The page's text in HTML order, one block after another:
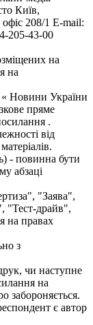
Київ,
208/1 E-mail:
205-43-00
на
на
« Новини України
пряме
.
від
- повинна бути
абзаці
"Заява",
"Тест-драйв",
на правах
з
чи наступне
на
забороняється.
є автор